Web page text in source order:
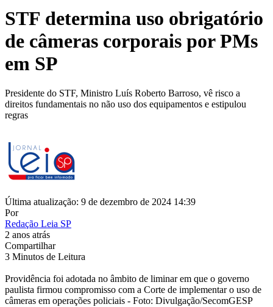
STF determina uso obrigatório
de câmeras corporais por PMs
em SP
Presidente do STF, Ministro Luís Roberto Barroso, vê risco a
direitos fundamentais no não uso dos equipamentos e estipulou
regras
Última atualização: 9 de dezembro de 2024 14:39
Por
Redação Leia SP
2 anos atrás
Compartilhar
3 Minutos de Leitura
Providência foi adotada no âmbito de liminar em que o governo
paulista firmou compromisso com a Corte de implementar o uso de
câmeras em operações policiais - Foto: Divulgação/SecomGESP